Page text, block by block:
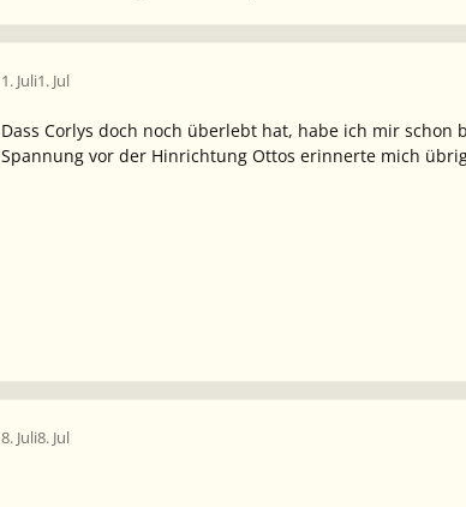
1. Juli1. Jul
Dass Corlys doch noch überlebt hat, habe ich mir
Spannung vor der Hinrichtung Ottos erinnerte mich
8. Juli8. Jul